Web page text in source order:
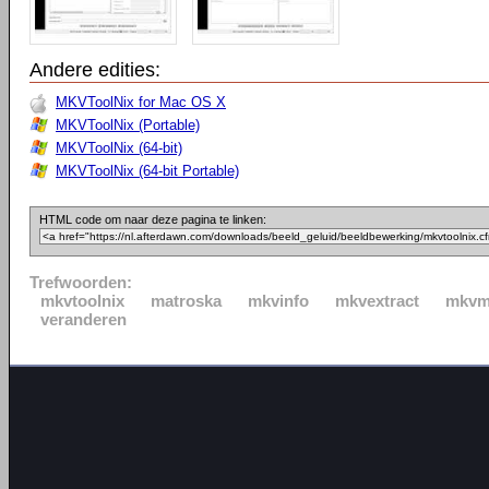
Andere edities:
MKVToolNix for Mac OS X
MKVToolNix (Portable)
MKVToolNix (64-bit)
MKVToolNix (64-bit Portable)
HTML code om naar deze pagina te linken:
Trefwoorden:
mkvtoolnix
matroska mkvinfo mkvextract
veranderen